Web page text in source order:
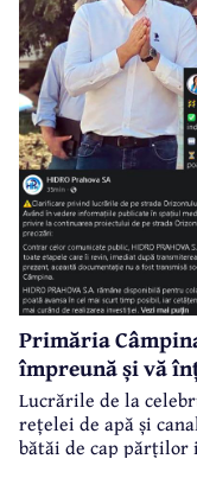
Primăria
împreună și vă
Lucrările de la
rețelei de apă și
bătăi de cap părților